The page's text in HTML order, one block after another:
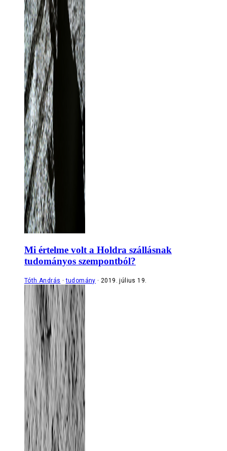
Mi értelme volt a Holdra szállásnak
tudományos szempontból?
Tóth András tudomány 2019. július 19.